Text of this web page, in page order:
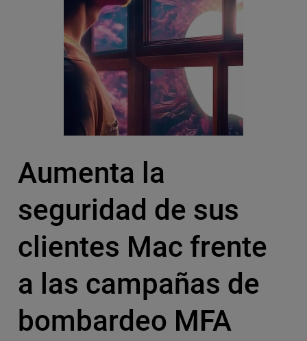
Aumenta la
seguridad de sus
clientes Mac frente
a las campañas de
bombardeo MFA